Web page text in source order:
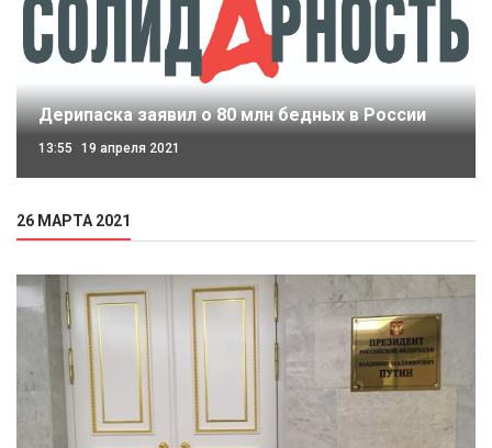
Дерипаска заявил о 80 млн бедных в России
13:55 19 апреля 2021
26 МАРТА 2021